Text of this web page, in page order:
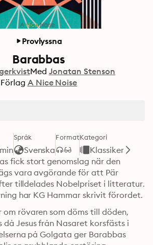
Provlyssna
Barabbas
Med Jonatan Stenson
Förlag A Nice Noise
Språk
Svenska
FormatKategori
Klassiker
fick stort genomslag när den
vara avgörande för att Pär
tilldelades Nobelpriset i litteratur.
har KG Hammar skrivit förordet.
om rövaren som döms till döden,
då Jesus från Nasaret korsfästs i
på Golgata ger Barabbas